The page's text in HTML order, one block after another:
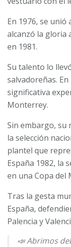
En 1976, se
alcanzó la gloria
en 1981.
Su talento lo
salvadoreñas.
significativa
Monterrey.
Sin embargo, su
la selección
plantel que
España 1982, la
en una Copa del
Tras la gesta
España,
Palencia y
📣 Abrimos